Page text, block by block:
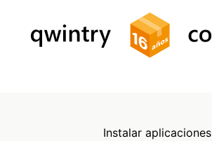
Instalar aplicaciones